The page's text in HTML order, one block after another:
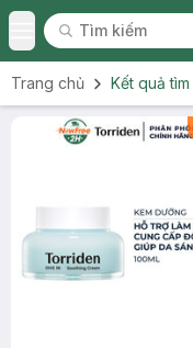
Toggle Menu
Tìm kiếm
Tìm kiếm
Trang chủ Kết quả tìm